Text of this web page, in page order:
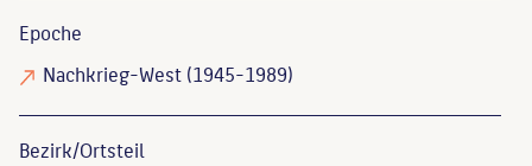
Epoche
Nachkrieg-West (1945-1989)
Bezirk/Ortsteil